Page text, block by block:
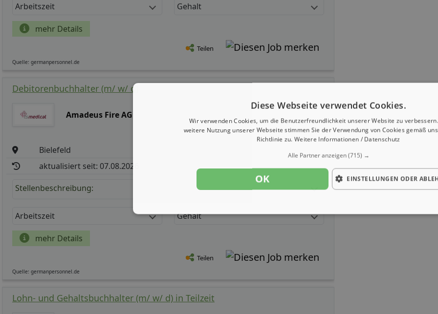
Arbeitszeit Gehalt
mehr Details
Teilen
Quelle: germanpersonnel.de
Debitorenbuchhalter (m/ w/ d)
Amadeus Fire AG
Bielefeld
aktualisiert seit: 07.08.2026
Stellenbeschreibung:
Arbeitszeit Gehalt
mehr Details
Teilen
Quelle: germanpersonnel.de
Lohn- und Gehaltsbuchhalter (m/ w/ d) in Teilzeit
Diese Webseite verwendet Cookies.
Wir verwenden Cookies, um die Benutzerfreundlichkeit unserer Website zu
weitere Nutzung unserer Webseite stimmen Sie der Verwendung von Cookies gemäß
Richtlinie zu. Weitere Informationen / Datenschutz
Alle Partner anzeigen(715) →
OK EINSTELLUNGEN ODER